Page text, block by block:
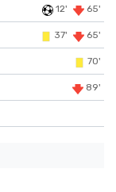
12' 65'
37' 65'
70'
89'